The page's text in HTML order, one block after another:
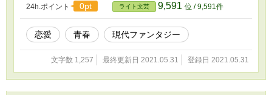
24h.ポイント 0pt ライト文芸 9,591 位 / 9,591件
恋愛 青春 現代ファンタジー
文字数 1,257 最終更新日 2021.05.31 登録日 2021.05.31